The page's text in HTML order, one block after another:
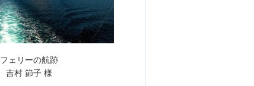
フェリーの航跡
吉村 節子 様